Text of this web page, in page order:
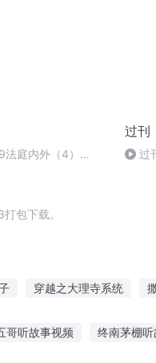
庭内外（4）
过刊
过
包下载。
穿越之大理寺系统
哥听故事视频 终南茅棚